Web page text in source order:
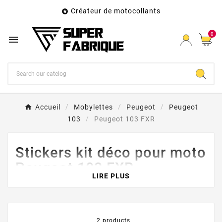
 Créateur de motocollants
 0
Accueil Mobylettes Peugeot
Peugeot
103
Peugeot 103 FXR
Stickers kit déco pour moto
Peugeot 103 FXR
LIRE PLUS